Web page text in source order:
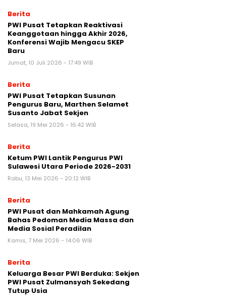
Berita
PWI Pusat Tetapkan Reaktivasi
Keanggotaan hingga Akhir 2026,
Konferensi Wajib Mengacu SKEP
Baru
Jumat, 10 Juli 2026 - 17:49 WIB
Berita
PWI Pusat Tetapkan Susunan
Pengurus Baru, Marthen Selamet
Susanto Jabat Sekjen
Selasa, 19 Mei 2026 - 16:42 WIB
Berita
Ketum PWI Lantik Pengurus PWI
Sulawesi Utara Periode 2026-2031
Rabu, 13 Mei 2026 - 20:12 WIB
Berita
PWI Pusat dan Mahkamah Agung
Bahas Pedoman Media Massa dan
Media Sosial Peradilan
Kamis, 7 Mei 2026 - 14:06 WIB
Berita
Keluarga Besar PWI Berduka: Sekjen
PWI Pusat Zulmansyah Sekedang
Tutup Usia